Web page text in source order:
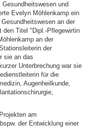
und
Evelyn Möhlenkamp ein
an der
den Titel "Dipl.-Pflegewirtin
an der
der
sie an das
Unterbrechung war sie
für die
Augenheilkunde,
am
der Entwicklung einer